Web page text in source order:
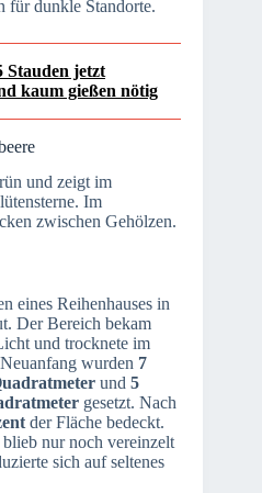
für dunkle Standorte.
Stauden jetzt
kaum gießen nötig
und zeigt im
Im
zwischen Gehölzen.
eines Reihenhauses in
Der Bereich bekam
und trocknete im
wurden 7
und 5
gesetzt. Nach
der Fläche bedeckt.
nur noch vereinzelt
sich auf seltenes